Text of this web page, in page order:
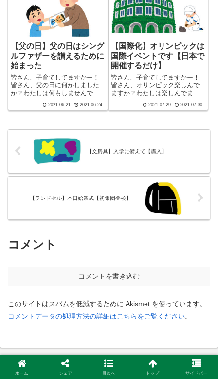
る ざぶ(@mei...
ル...
【父の日】父の日はシング
ルファザーを讃えるために
始まった
皆さん、子育てしてますかー！
皆さん、父の日に何かしました
か？わたしは何もしませんでし
達も父の日をすっかり忘れてい
る ざぶ(@meitou_zabuton)で
2021.06.21 2021.06.24
【国際化】オリンピックは
国際イベントです【日本で
開催するだけ】
皆さん、子育てしてますかー！
皆さん、オリンピック楽しんで
ますか？わたしは楽しんでます
始まりますね！イベント目白押
ログの運営をしている ざぶ
2021.07.29 2021.07.30
【文房具】入学に備えて【購入】
【ランドセル】本日始業式【初集団登校】
コメント
コメントを書き込む
このサイトはスパムを低減するために Akismet を使っています。
コメントデータの処理方法の詳細はこちらをご覧ください。
ホーム シェア 目次へ トップ サイドバー